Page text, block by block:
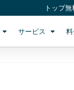
トップ無
サービス